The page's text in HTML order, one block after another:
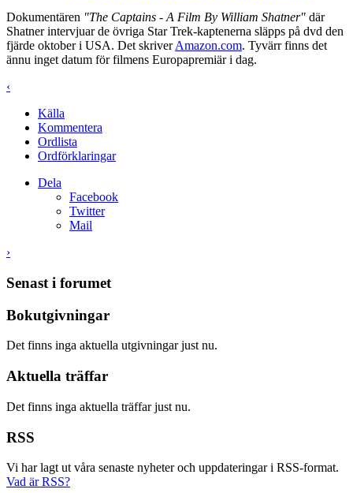
Dokumentären "The Captains - A Film By William Shatner" där
Shatner intervjuar de övriga Star Trek-kaptenerna släpps på dvd den
fjärde oktober i USA. Det skriverAmazon.com. Tyvärr finns det
ännu inget datum för filmens Europapremiär i dag.
‹
Källa
Kommentera
Ordlista
Ordförklaringar
Dela
Facebook
Twitter
Mail
›
Senast i forumet
Bokutgivningar
Det finns inga aktuella utgivningar just nu.
Aktuella träffar
Det finns inga aktuella träffar just nu.
RSS
Vi har lagt ut våra senaste nyheter och uppdateringar i RSS-format.
Vad är RSS?